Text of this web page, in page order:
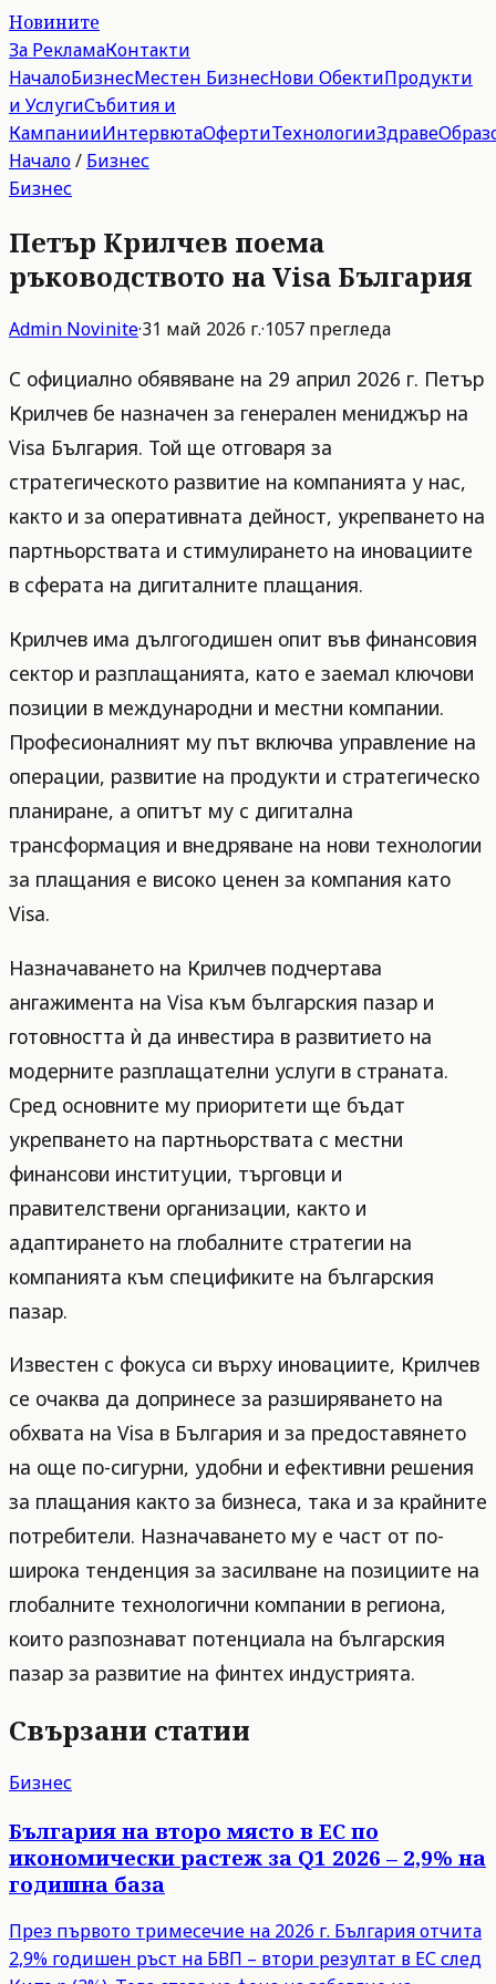
Новините
За РекламаКонтакти
НачалоБизнесМестен БизнесНови ОбектиПродукти
и УслугиСъбития и
КампанииИнтервютаОфертиТехнологииЗдраве
Начало/ Бизнес
Бизнес
Петър Крилчев поема
ръководството на Visa България
Admin Novinite·31 май 2026 г.·1057 прегледа
С официално обявяване на 29 април 2026 г. Петър
Крилчев бе назначен за генерален мениджър на
Visa България. Той ще отговаря за
стратегическото развитие на компанията у нас,
както и за оперативната дейност, укрепването на
партньорствата и стимулирането на иновациите
в сферата на дигиталните плащания.
Крилчев има дългогодишен опит във финансовия
сектор и разплащанията, като е заемал ключови
позиции в международни и местни компании.
Професионалният му път включва управление на
операции, развитие на продукти и стратегическо
планиране, а опитът му с дигитална
трансформация и внедряване на нови технологии
за плащания е високо ценен за компания като
Visa.
Назначаването на Крилчев подчертава
ангажимента на Visa към българския пазар и
готовността ѝ да инвестира в развитието на
модерните разплащателни услуги в страната.
Сред основните му приоритети ще бъдат
укрепването на партньорствата с местни
финансови институции, търговци и
правителствени организации, както и
адаптирането на глобалните стратегии на
компанията към спецификите на българския
пазар.
Известен с фокуса си върху иновациите, Крилчев
се очаква да допринесе за разширяването на
обхвата на Visa в България и за предоставянето
на още по-сигурни, удобни и ефективни решения
за плащания както за бизнеса, така и за крайните
потребители. Назначаването му е част от по-
широка тенденция за засилване на позициите на
глобалните технологични компании в региона,
които разпознават потенциала на българския
пазар за развитие на финтех индустрията.
Свързани статии
Бизнес
България на второ място в ЕС по
икономически растеж за Q1 2026 – 2,9% на
годишна база
През първото тримесечие на 2026 г. България отчита
2,9% годишен ръст на БВП – втори резултат в ЕС след